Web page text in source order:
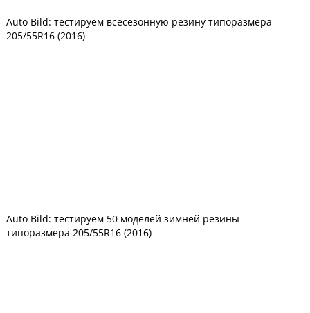
Auto Bild: тестируем всесезонную резину типоразмера
205/55R16 (2016)
Auto Bild: тестируем 50 моделей зимней резины
типоразмера 205/55R16 (2016)